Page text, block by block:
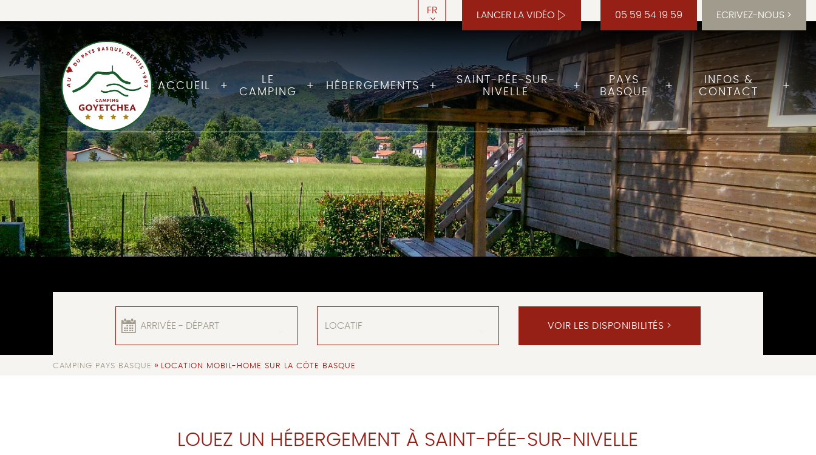
FR LANCER LA VIDÉO 05 59 54 19 59 ECRIVEZ-NOUS
ACCUEIL
LE
CAMPING
HÉBERGEMENTS
SAINT-PÉE-SUR-
NIVELLE
PAYS
BASQUE
INFOS &
CONTACT
ARRIVÉE - DÉPART
CAMPING PAYS BASQUE » LOCATION MOBIL-HOME SUR LA CÔTE BASQUE
LOUEZ UN HÉBERGEMENT À SAINT-PÉE-SUR-NIVELLE